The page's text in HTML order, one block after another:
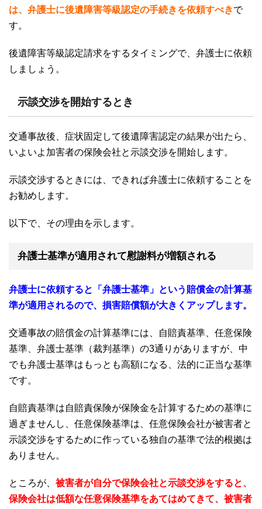
は、弁護士に後遺障害等級認定の手続きを依頼すべきで
す。
後遺障害等級認定請求をするタイミングで、弁護士に依頼
しましょう。
示談交渉を開始するとき
交通事故後、症状固定して後遺障害認定の結果が出たら、
いよいよ加害者の保険会社と示談交渉を開始します。
示談交渉するときには、できれば弁護士に依頼することを
お勧めします。
以下で、その理由を示します。
弁護士基準が適用されて慰謝料が増額される
弁護士に依頼すると「弁護士基準」という賠償金の計算基
準が適用されるので、損害賠償額が大きくアップします。
交通事故の賠償金の計算基準には、自賠責基準、任意保険
基準、弁護士基準（裁判基準）の3通りがありますが、中
でも弁護士基準はもっとも高額になる、法的に正当な基準
です。
自賠責基準は自賠責保険が保険金を計算するための基準に
過ぎませんし、任意保険基準は、任意保険会社が被害者と
示談交渉をするために作っている独自の基準で法的根拠は
ありません。
ところが、 被害者が自分で保険会社と示談交渉をすると、
保険会社は低額な任意保険基準をあてはめてきて、被害者